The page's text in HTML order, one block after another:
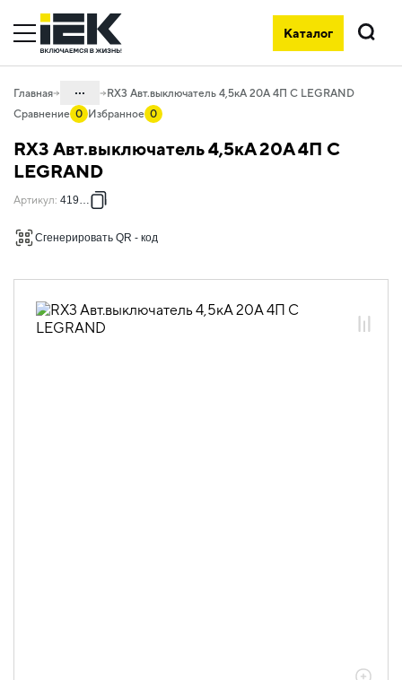
Каталог
Поиск
Главная ...
01. Модульное оборудование
01.05 Модульное оборудование
ДРУГИЕ СЕРИИ
01.05.01 Модульные автоматические
01.05.01.03 Модульные
01.05.01.03.01 Автоматические
RX3 Авт.выключатель 4,5кА 20А 4П C LEGRAND
Сравнение 0 Избранное 0
RX3 Авт.выключатель 4,5кА 20А 4П C
LEGRAND
Артикул: 419742
Сгенерировать QR - код